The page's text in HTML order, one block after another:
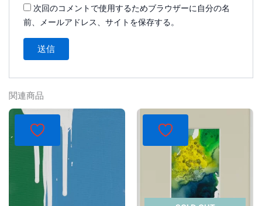
次回のコメントで使用するためブラウザーに自分の名
前、メールアドレス、サイトを保存する。
関連商品